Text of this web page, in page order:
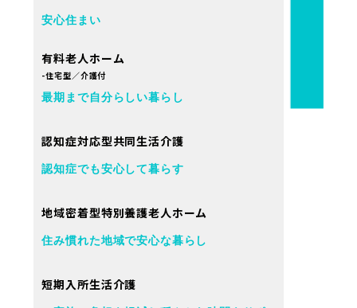
安心住まい
有料老人ホーム
-住宅型／介護付
最期まで自分らしい暮らし
認知症対応型共同生活介護
認知症でも安心して暮らす
地域密着型特別養護老人ホーム
住み慣れた地域で安心な暮らし
短期入所生活介護